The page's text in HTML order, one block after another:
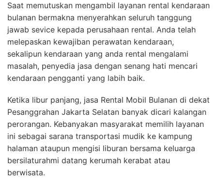
Saat memutuskan mengambil layanan rental kendaraan
bulanan bermakna menyerahkan seluruh tanggung
jawab sevice kepada perusahaan rental. Anda telah
melepaskan kewajiban perawatan kendaraan,
sekalipun kendaraan yang anda rental mengalami
masalah, penyedia jasa dengan senang hati mencari
kendaraan pengganti yang labih baik.
Ketika libur panjang, jasa Rental Mobil Bulanan di dekat
Pesanggrahan Jakarta Selatan banyak dicari kalangan
perorangan. Kebanyakan masyarakat memilih layanan
ini sebagai sarana transportasi mudik ke kampung
halaman ataupun mengisi liburan bersama keluarga
bersilaturahmi datang kerumah kerabat atau
berwisata.